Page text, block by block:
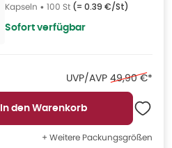
Kapseln • 100 St (= 0.39 €/St)
Sofort verfügbar
UVP/AVP Ehemaliger
49,90 €*
In den Warenkorb
+ Weitere Packungsgrößen